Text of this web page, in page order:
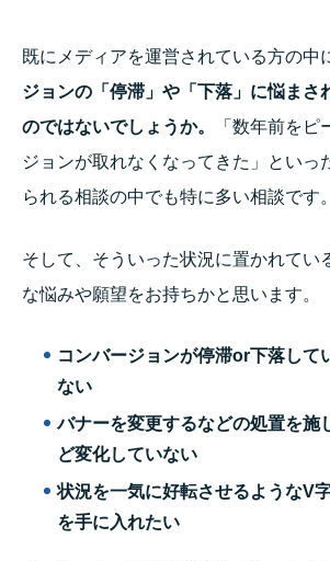
既にメディアを運営されている方の中
ジョンの「停滞」や「下落」に悩まさ
のではないでしょうか。
「数年前をピ
ジョンが取れなくなってきた」といっ
られる相談の中でも特に多い相談です。
そして、そういった状況に置かれてい
な悩みや願望をお持ちかと思います。
コンバージョンが停滞or下落して
ない
バナーを変更するなどの処置を施
ど変化していない
状況を一気に好転させるようなV
を手に入れたい